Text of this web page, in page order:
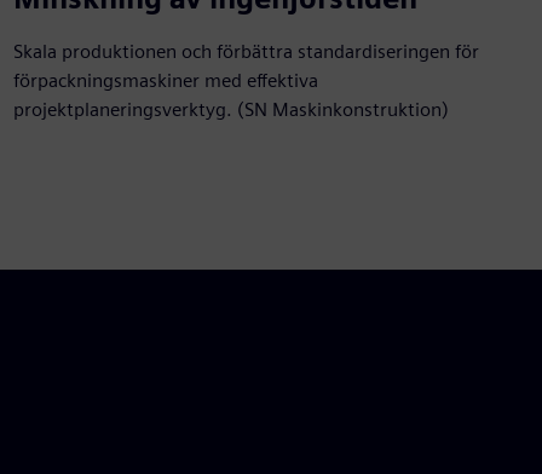
Skala produktionen och förbättra standardiseringen för
förpackningsmaskiner med effektiva
projektplaneringsverktyg. (SN Maskinkonstruktion)